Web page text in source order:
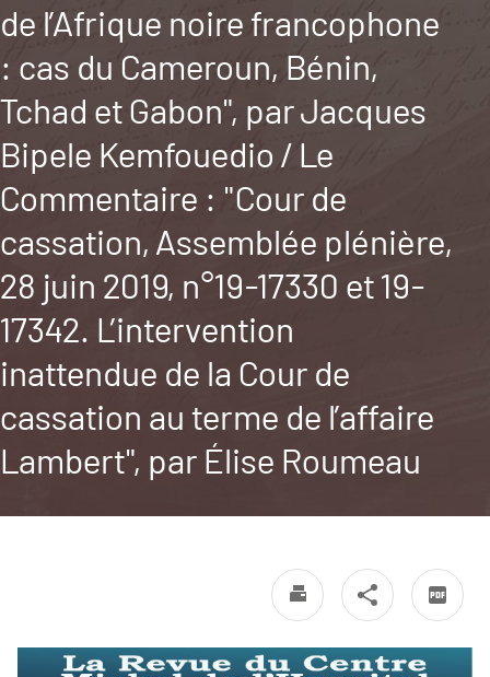
de l’Afrique noire francophone
: cas du Cameroun, Bénin,
Tchad et Gabon", par Jacques
Bipele Kemfouedio / Le
Commentaire : "Cour de
cassation, Assemblée plénière,
28 juin 2019, n°19-17330 et 19-
17342. L’intervention
inattendue de la Cour de
cassation au terme de l’affaire
Lambert", par Élise Roumeau